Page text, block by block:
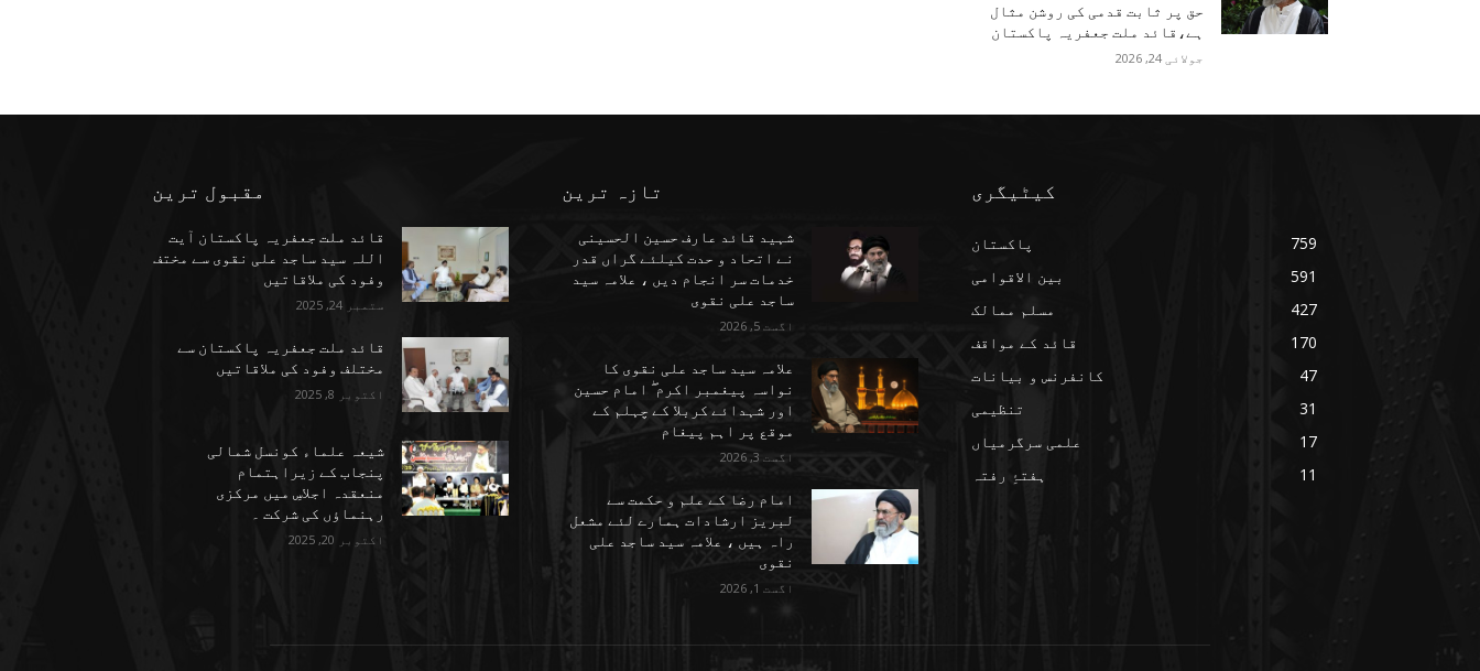
حق پر ثابت قدمی کی روشن مثال
ہے،قائد ملت جعفریہ پاکستان
جولائی 24, 2026
مقبول ترین
قائد ملت جعفریہ پاکستان آیت
اللہ سید ساجد علی نقوی سے مختف
وفود کی ملاقاتیں
ستمبر 24, 2025
قائد ملت جعفریہ پاکستان سے
مختلف وفود کی ملاقاتیں
اکتوبر 8, 2025
شیعہ علماء کونسل شمالی
پنجاب کے زیراہتمام
منعقدہ اجلاسِ میں مرکزی
رہنماؤں کی شرکت ۔
اکتوبر 20, 2025
تازہ ترین
شہید قائد عارف حسین الحسینی
نے اتحاد و حدت کیلئے گراں قدر
خدمات سر انجام دیں ، علامہ سید
ساجد علی نقوی
اگست 5, 2026
علامہ سید ساجد علی نقوی کا
نواسہ پیغمبر اکرم ۖ امام حسین
اور شہدائے کربلا کے چہلم کے
موقع پر اہم پیغام
اگست 3, 2026
امام رضا کے علم و حکمت سے
لبریز ارشادات ہمارے لئے مشعل
راہ ہیں ، علامہ سید ساجد علی
نقوی
اگست 1, 2026
کیٹیگری
پاکستان
759
بین الاقوامی
591
مسلم ممالک
427
قائد کے مواقف
170
کانفرنس و بیانات
47
تنظیمی
31
علمی سرگرمیاں
17
ہفتۂِ رفتہ
11